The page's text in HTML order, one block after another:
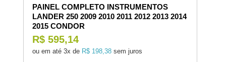
PAINEL COMPLETO INSTRUMENTOS
LANDER 250 2009 2010 2011 2012 2013 2014
2015 CONDOR
R$ 595,14
ou em até 3x de R$ 198,38 sem juros